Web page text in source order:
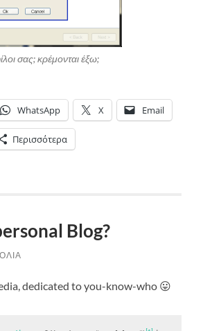
σας; κρέμονται έξω;
WhatsApp X Email
Περισσότερα
Blog?
dedicated to you-know-who 😛